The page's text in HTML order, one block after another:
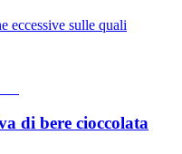
eccessive sulle quali
di bere cioccolata